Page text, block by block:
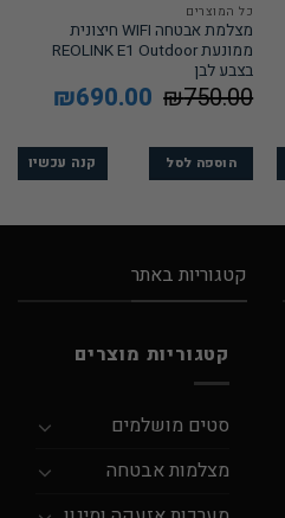
כל המוצרים
מצלמת אבטחה WIFI חיצונית
ממונעת REOLINK E1 Outdoor
בצבע לבן
₪750.00 המחיר
המקורי ₪690.00 המחיר
הנוכחי
הוספה לסל קנה עכשיו
קטגוריות באתר
קטגוריות מוצרים
סטים מושלמים
מצלמות אבטחה